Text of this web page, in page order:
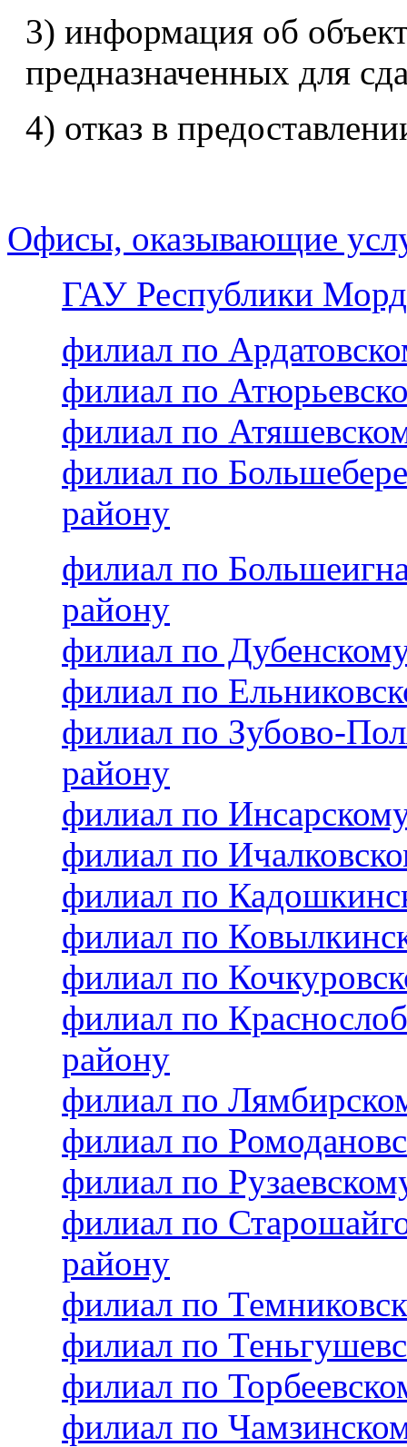
3) информация об
предназначенных для
4) отказ в
Офисы, оказывающие
ГАУ Республики
филиал по
филиал по
филиал по
филиал по
району
филиал по
району
филиал по
филиал по
филиал по Зубово-
району
филиал по
филиал по
филиал по
филиал по
филиал по
филиал по
району
филиал по
филиал по
филиал по
филиал по
району
филиал по
филиал по
филиал по
филиал по